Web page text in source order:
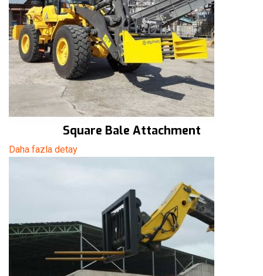
Square Bale Attachment
Daha fazla detay